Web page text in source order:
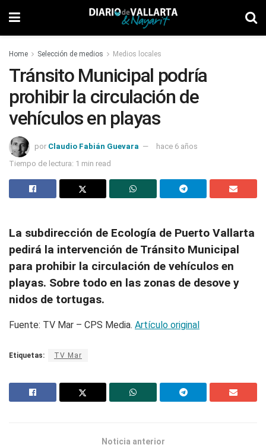
Home Selección de medios Medios locales
Tránsito Municipal podría
prohibir la circulación de
vehículos en playas
por Claudio Fabián Guevara
hace 6 años
Tiempo de lectura: 1 min read
La subdirección de Ecología de Puerto Vallarta
pedirá la intervención de Tránsito Municipal
para prohibir la circulación de vehículos en
playas. Sobre todo en las zonas de desove y
nidos de tortugas.
Fuente: TV Mar – CPS Media. Artículo original
Etiquetas: TV Mar
Noticia anterior